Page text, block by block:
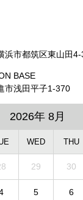
浜市都筑区東山田
BASE
市浅田平子1-370
2026年 8月
WED THU
29 30
5 6